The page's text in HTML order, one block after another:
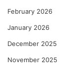
February 2026
January 2026
December 2025
November 2025